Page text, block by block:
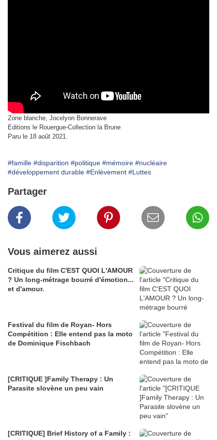
Zone blanche, Jocelyon Bonnerave
Editions le Rouergue-Collection la Brune
Paru le 18 août 2021.
#famille #disparition #politique #mémoire #nucléaire
#développement durable #Enlèvement #Luttes
Partager
Vous aimerez aussi
Critique du film C'EST QUOI L'AMOUR
? Un long-métrage bourré d'émotion...
et d'amour.
Festival du film de Royan- Hors
Compétition : Elle entend pas la moto
de Dominique Fischbach
[CRITIQUE ]Family Therapy : Un
Parasite slovène un peu vain
[CRITIQUE] Brief History of a Family :